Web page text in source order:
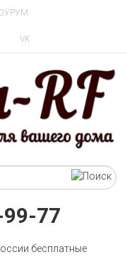
VK
77
бесплатные